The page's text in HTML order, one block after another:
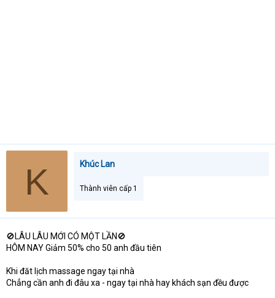
K Khúc Lan
Thành viên cấp 1
🚫LÂU LÂU MỚI CÓ MỘT LẦN🚫
HÔM NAY Giảm 50% cho 50 anh đầu tiên
Khi đăt lịch massage ngay tại nhà
Chẳng cần anh đi đâu xa - ngay tại nhà hay khách sạn đều được